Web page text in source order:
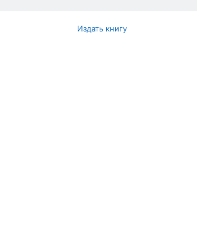
Издать книгу